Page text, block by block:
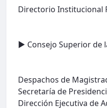
Directorio Institucional
► Consejo Superior de
Despachos de
Secretaría de
Dirección Ejecutiva de